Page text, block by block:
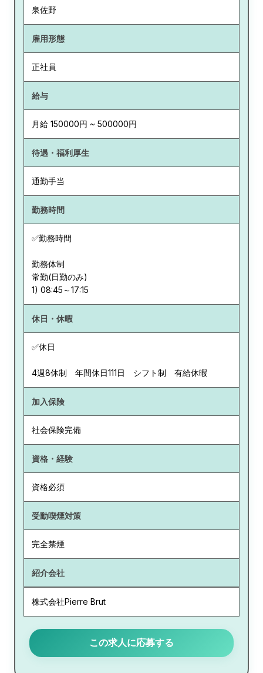
泉佐野
雇用形態
正社員
給与
月給 150000円 ~ 500000円
待遇・福利厚生
通勤手当
勤務時間
✅勤務時間
勤務体制
常勤(日勤のみ)
休日・休暇
✅休日
4週8休制 年間休日111日 シフト制 有給休暇
加入保険
社会保険完備
資格・経験
資格必須
受動喫煙対策
完全禁煙
紹介会社
株式会社Pierre Brut
この求人に応募する